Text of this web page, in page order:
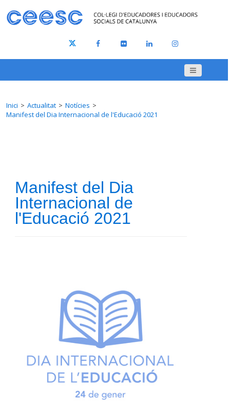
Inici Actualitat
Notícies
Manifest del Dia Internacional de l'Educació 2021
Manifest del Dia
Internacional de
l'Educació 2021